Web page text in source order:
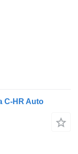
C-HR Auto